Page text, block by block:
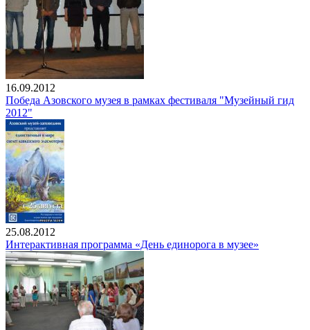
16.09.2012
Победа Азовского музея в рамках фестиваля "Музейный гид
2012"
25.08.2012
Интерактивная программа «День единорога в музее»